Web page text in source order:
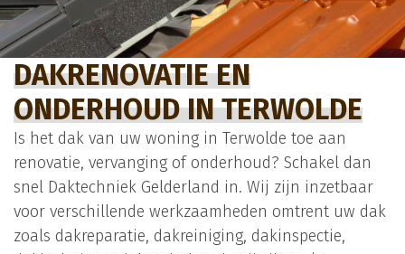
DAKRENOVATIE EN
ONDERHOUD IN TERWOLDE
Is het dak van uw woning in Terwolde toe aan
renovatie, vervanging of onderhoud? Schakel dan
snel Daktechniek Gelderland in. Wij zijn inzetbaar
voor verschillende werkzaamheden omtrent uw dak
zoals dakreparatie, dakreiniging, dakinspectie,